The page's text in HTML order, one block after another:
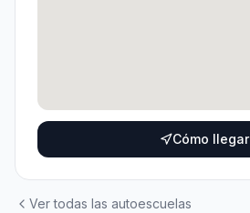
Cómo llegar
Ver todas las autoescuelas